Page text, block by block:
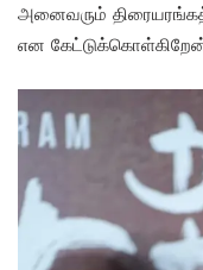
அனைவரும்
என